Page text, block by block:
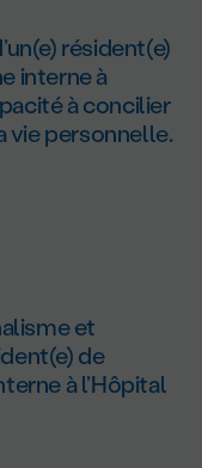
résident(e)
interne à
à concilier
vie personnelle.
et
de
à l’Hôpital